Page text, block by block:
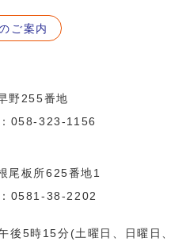
ご案内
野255番地
058-323-1156
板所625番地1
0581-38-2202
5時15分(土曜日、日曜日、